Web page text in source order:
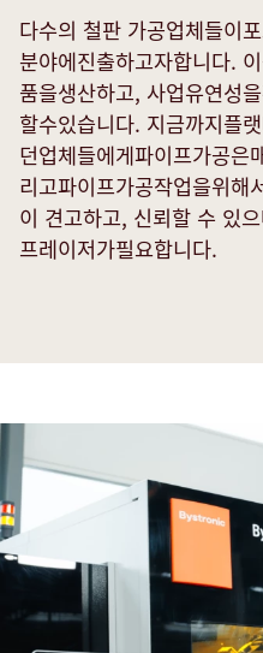
다수의 철판 가공업체들이
분야에진출하고자합니다.
품을생산하고, 사업유연성
할수있습니다. 지금까지플
던업체들에게파이프가공은
리고파이프가공작업을위
이 견고하고, 신뢰할 수 있
프레이저가필요합니다.